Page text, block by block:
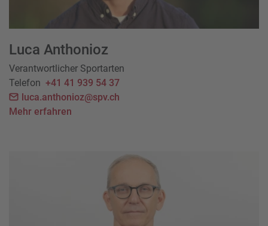
Luca Anthonioz
Verantwortlicher Sportarten
Telefon +41 41 939 54 37
luca.anthonioz@spv.ch
Mehr erfahren